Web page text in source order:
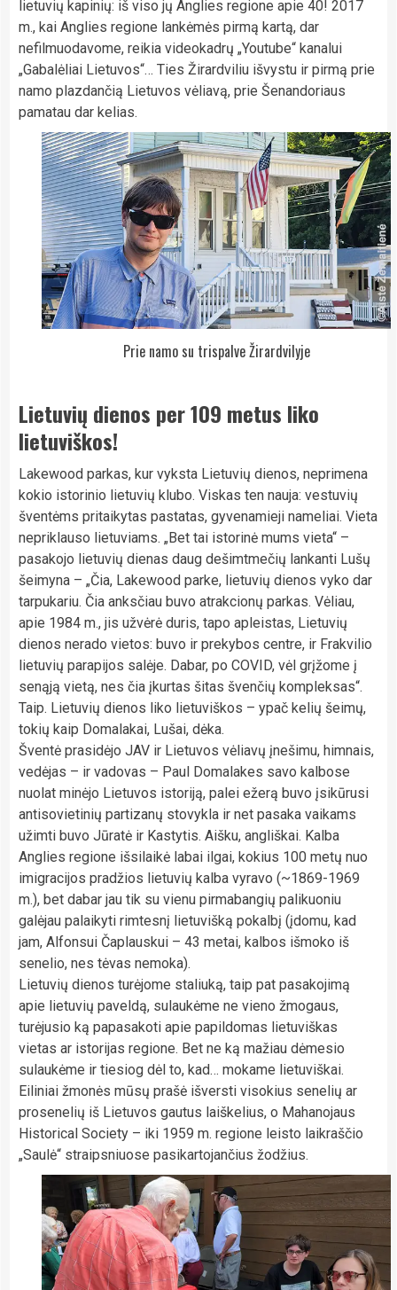
lietuvių kapinių: iš viso jų Anglies regione apie 40! 2017
m., kai Anglies regione lankėmės pirmą kartą, dar
nefilmuodavome, reikia videokadrų „Youtube“ kanalui
„Gabalėliai Lietuvos“… Ties Žirardviliu išvystu ir pirmą prie
namo plazdančią Lietuvos vėliavą, prie Šenandoriaus
pamatau dar kelias.
Prie namo su trispalve Žirardvilyje
Lietuvių dienos per 109 metus liko
lietuviškos!
Lakewood parkas, kur vyksta Lietuvių dienos, neprimena
kokio istorinio lietuvių klubo. Viskas ten nauja: vestuvių
šventėms pritaikytas pastatas, gyvenamieji nameliai. Vieta
nepriklauso lietuviams. „Bet tai istorinė mums vieta“ –
pasakojo lietuvių dienas daug dešimtmečių lankanti Lušų
šeimyna – „Čia, Lakewood parke, lietuvių dienos vyko dar
tarpukariu. Čia anksčiau buvo atrakcionų parkas. Vėliau,
apie 1984 m., jis užvėrė duris, tapo apleistas, Lietuvių
dienos nerado vietos: buvo ir prekybos centre, ir Frakvilio
lietuvių parapijos salėje. Dabar, po COVID, vėl grįžome į
senąją vietą, nes čia įkurtas šitas švenčių kompleksas“.
Taip. Lietuvių dienos liko lietuviškos – ypač kelių šeimų,
tokių kaip Domalakai, Lušai, dėka.
Šventė prasidėjo JAV ir Lietuvos vėliavų įnešimu, himnais,
vedėjas – ir vadovas – Paul Domalakes savo kalbose
nuolat minėjo Lietuvos istoriją, palei ežerą buvo įsikūrusi
antisovietinių partizanų stovykla ir net pasaka vaikams
užimti buvo Jūratė ir Kastytis. Aišku, angliškai. Kalba
Anglies regione išsilaikė labai ilgai, kokius 100 metų nuo
imigracijos pradžios lietuvių kalba vyravo (~1869-1969
m.), bet dabar jau tik su vienu pirmabangių palikuoniu
galėjau palaikyti rimtesnį lietuvišką pokalbį (įdomu, kad
jam, Alfonsui Čaplauskui – 43 metai, kalbos išmoko iš
senelio, nes tėvas nemoka).
Lietuvių dienos turėjome staliuką, taip pat pasakojimą
apie lietuvių paveldą, sulaukėme ne vieno žmogaus,
turėjusio ką papasakoti apie papildomas lietuviškas
vietas ar istorijas regione. Bet ne ką mažiau dėmesio
sulaukėme ir tiesiog dėl to, kad… mokame lietuviškai.
Eiliniai žmonės mūsų prašė išversti visokius senelių ar
prosenelių iš Lietuvos gautus laiškelius, o Mahanojaus
Historical Society – iki 1959 m. regione leisto laikraščio
„Saulė“ straipsniuose pasikartojančius žodžius.